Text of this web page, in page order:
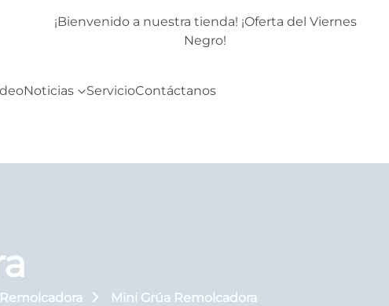
¡Bienvenido a nuestra tienda! ¡Oferta del Viernes
Negro!
Noticias ServicioContáctanos
Mini Grúa Remolcadora